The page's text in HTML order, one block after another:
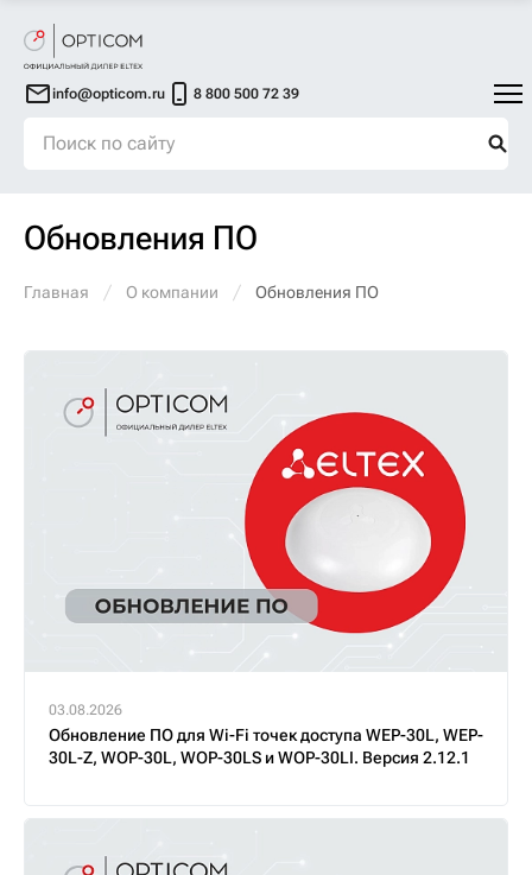
info@opticom.ru 8 800 500 72 39
Обновления ПО
Главная О компании Обновления ПО
03.08.2026
Обновление ПО для Wi-Fi точек доступа WEP-30L, WEP-
30L-Z, WOP-30L, WOP-30LS и WOP-30LI. Версия 2.12.1